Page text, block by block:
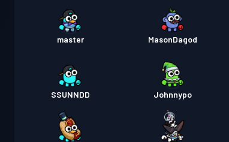
MasonDagod
master
Johnnypo
SSUNNDD